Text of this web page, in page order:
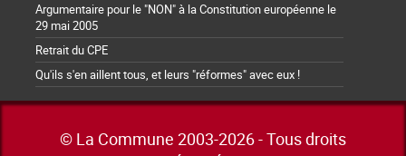
Argumentaire pour le "NON" à la Constitution européenne le
29 mai 2005
Retrait du CPE
Qu'ils s'en aillent tous, et leurs "réformes" avec eux !
© La Commune 2003-2026 - Tous droits